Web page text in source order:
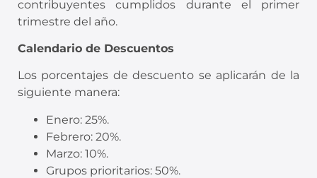
contribuyentes cumplidos durante el primer
trimestre del año.
Calendario de Descuentos
Los porcentajes de descuento se aplicarán de la
siguiente manera:
Enero: 25%.
Febrero: 20%.
Marzo: 10%.
Grupos prioritarios: 50%.